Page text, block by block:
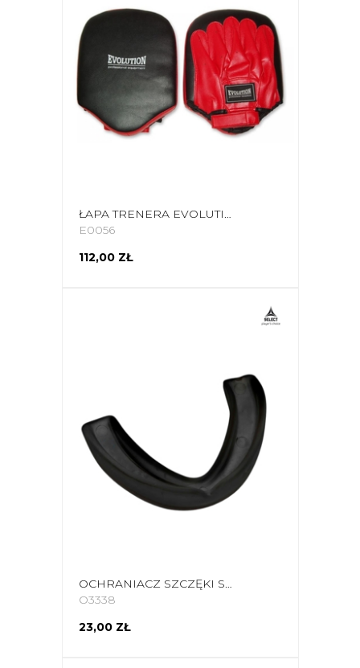
ŁAPA TRENERA EVOLUTION SYNTETYCZNA TL-220
E0056
112,00 ZŁ
OCHRANIACZ SZCZĘKI SELECT SENIOR POJEDYNCZY CZARNY 870018
O3338
23,00 ZŁ